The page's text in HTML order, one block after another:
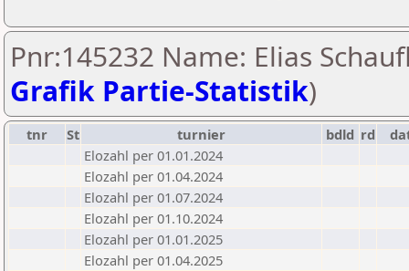
Pnr:145232 Name: Elias
Grafik Partie-Statistik)
tnr St turnier bdld rd
Elozahl per 01.01.2024
Elozahl per 01.04.2024
Elozahl per 01.07.2024
Elozahl per 01.10.2024
Elozahl per 01.01.2025
Elozahl per 01.04.2025